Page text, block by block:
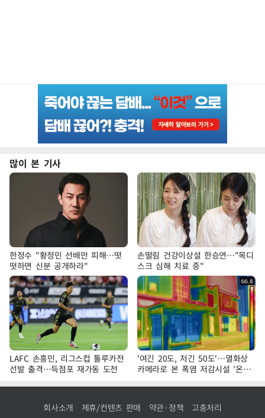
많이 본 기사
한정수 "황정민 선배만 피해…떳
떳하면 신분 공개하라"
손떨림 건강이상설 한승연…"목디
스크 심해 치료 중"
LAFC 손흥민, 리그스컵 톨루카전
선발 출격…득점포 재가동 도전
'여긴 20도, 저긴 50도'…열화상
카메라로 본 폭염 저감시설 '온도
차'
회사소개 제휴/컨텐츠 판매 약관·정책 고충처리